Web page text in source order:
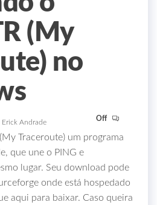
(My
no
Erick Andrade Off
Traceroute) um programa
que une o PING e
lugar. Seu download pode
onde está hospedado
aqui para baixar. Caso queira